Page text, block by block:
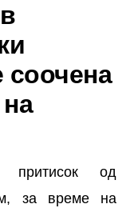
соочена
притисок од
за време на